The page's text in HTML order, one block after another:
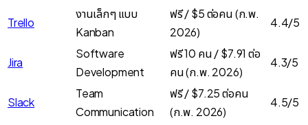
Trello
งานเล็กๆ แบบ
Kanban
ฟรี / $5 ต่อคน (ก.พ.
2026)
4.4/5
Jira
Software
Development
ฟรี 10 คน / $7.91 ต่อ
คน (ก.พ. 2026)
4.3/5
Slack
Team
Communication
ฟรี / $7.25 ต่อคน
(ก.พ. 2026)
4.5/5